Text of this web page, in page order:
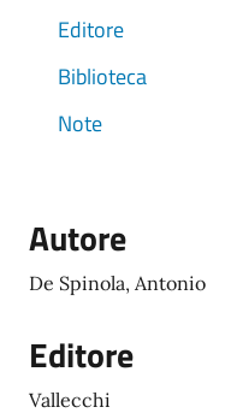
Editore
Biblioteca
Note
Autore
De Spinola, Antonio
Editore
Vallecchi